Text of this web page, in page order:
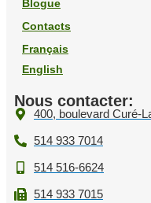
Blogue
Contacts
Français
English
Nous contacter:
400, boulevard Curé-
514 933 7014
514 516-6624
514 933 7015